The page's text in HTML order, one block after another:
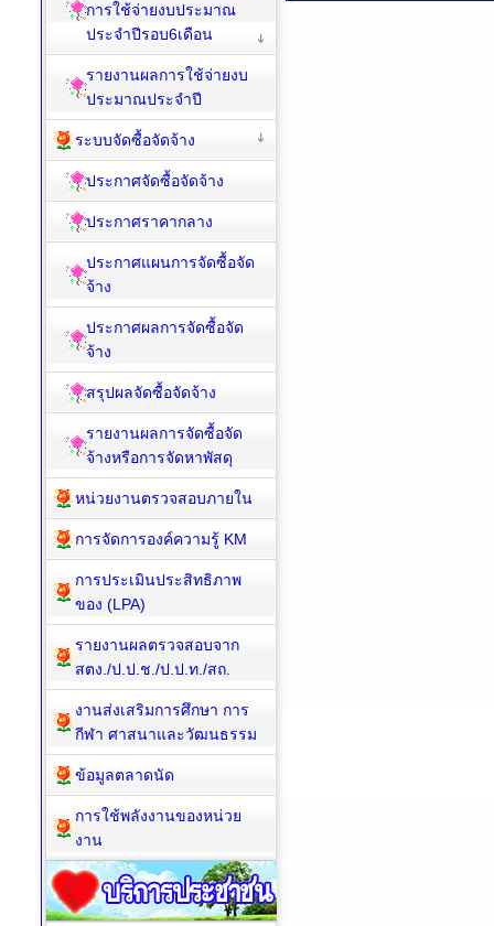
การใช้จ่ายงบประมาณ
ประจำปีรอบ6เดือน
รายงานผลการใช้จ่ายงบ
ประมาณประจำปี
ระบบจัดซื้อจัดจ้าง
ประกาศจัดซื้อจัดจ้าง
ประกาศราคากลาง
ประกาศแผนการจัดซื้อจัด
จ้าง
ประกาศผลการจัดซื้อจัด
จ้าง
สรุปผลจัดซื้อจัดจ้าง
รายงานผลการจัดซื้อจัด
จ้างหรือการจัดหาพัสดุ
หน่วยงานตรวจสอบภายใน
การจัดการองค์ความรู้ KM
การประเมินประสิทธิภาพ
ของ (LPA)
รายงานผลตรวจสอบจาก
สตง./ป.ป.ช./ป.ป.ท./สถ.
งานส่งเสริมการศึกษา การ
กีฬา ศาสนาและวัฒนธรรม
ข้อมูลตลาดนัด
การใช้พลังงานของหน่วย
งาน